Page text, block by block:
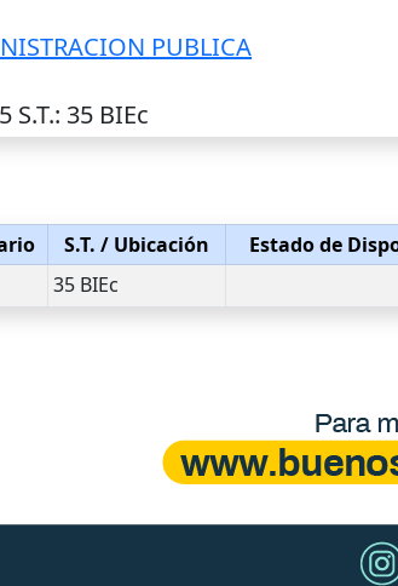
PUBLICA
S.T.: 35 BIEc
S.T. / Ubicación Estado de
35 BIEc